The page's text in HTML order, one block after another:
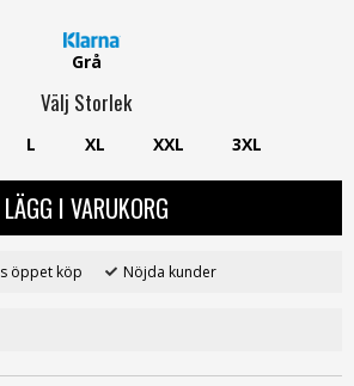
Grå
Välj Storlek
L XL XXL 3XL
LÄGG I VARUKORG
öppet köp Nöjda kunder